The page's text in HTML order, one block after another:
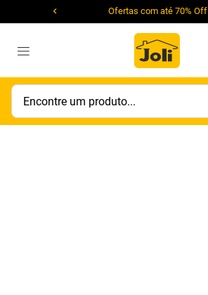
Ofertas com até 70% Off
Encontre um produto...